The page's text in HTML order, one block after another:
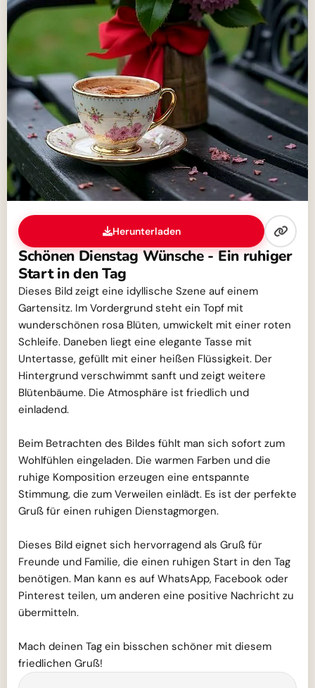
Herunterladen
Schönen Dienstag Wünsche - Ein ruhiger
Start in den Tag
Dieses Bild zeigt eine idyllische Szene auf einem
Gartensitz. Im Vordergrund steht ein Topf mit
wunderschönen rosa Blüten, umwickelt mit einer roten
Schleife. Daneben liegt eine elegante Tasse mit
Untertasse, gefüllt mit einer heißen Flüssigkeit. Der
Hintergrund verschwimmt sanft und zeigt weitere
Blütenbäume. Die Atmosphäre ist friedlich und
einladend.
Beim Betrachten des Bildes fühlt man sich sofort zum
Wohlfühlen eingeladen. Die warmen Farben und die
ruhige Komposition erzeugen eine entspannte
Stimmung, die zum Verweilen einlädt. Es ist der perfekte
Gruß für einen ruhigen Dienstagmorgen.
Dieses Bild eignet sich hervorragend als Gruß für
Freunde und Familie, die einen ruhigen Start in den Tag
benötigen. Man kann es auf WhatsApp, Facebook oder
Pinterest teilen, um anderen eine positive Nachricht zu
übermitteln.
Mach deinen Tag ein bisschen schöner mit diesem
friedlichen Gruß!